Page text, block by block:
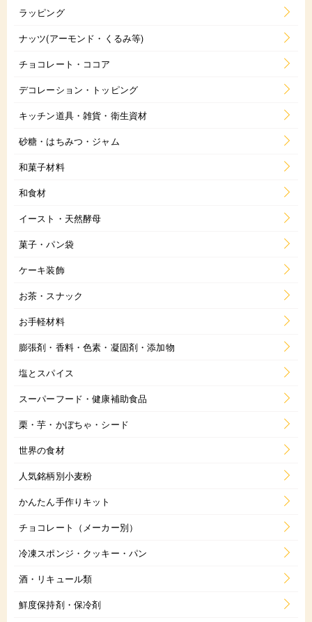
ラッピング
ナッツ(アーモンド・くるみ等)
チョコレート・ココア
デコレーション・トッピング
キッチン道具・雑貨・衛生資材
砂糖・はちみつ・ジャム
和菓子材料
和食材
イースト・天然酵母
菓子・パン袋
ケーキ装飾
お茶・スナック
お手軽材料
膨張剤・香料・色素・凝固剤・添加物
塩とスパイス
スーパーフード・健康補助食品
栗・芋・かぼちゃ・シード
世界の食材
人気銘柄別小麦粉
かんたん手作りキット
チョコレート（メーカー別）
冷凍スポンジ・クッキー・パン
酒・リキュール類
鮮度保持剤・保冷剤